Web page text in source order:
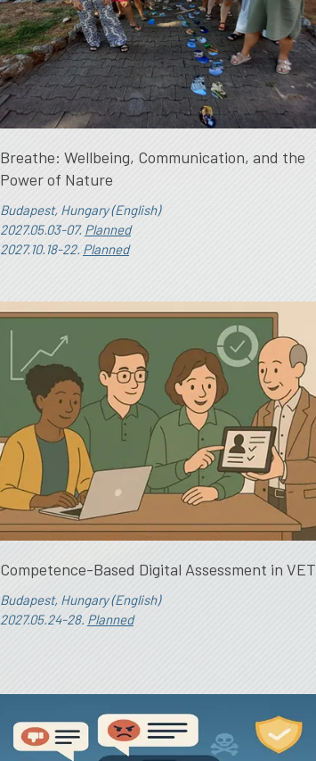
Breathe: Wellbeing, Communication, and the
Power of Nature
Budapest, Hungary (English)
2027.05.03-07. Planned
2027.10.18-22. Planned
Competence-Based Digital Assessment in VET
Budapest, Hungary (English)
2027.05.24-28. Planned